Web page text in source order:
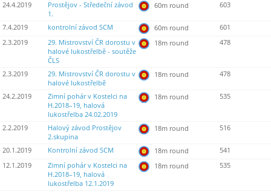
24.4.2019
Prostějov - Středeční závod
1.
60m round 603
7.4.2019 kontrolní závod SCM 60m round
601
2.3.2019
29. Mistrovství ČR dorostu v
halové lukostřelbě - soutěže
ČLS
18m round 478
2.3.2019
29. Mistrovství ČR dorostu v
halové lukostřelbě
18m round 478
24.2.2019
Zimní pohár v Kostelci na
H.2018–19, halová
lukostřelba 24.02.2019
18m round 535
2.2.2019
Halový závod Prostějov
2.skupina
18m round 516
20.1.2019 Kontrolní závod SCM 18m round
541
12.1.2019
Zimní pohár v Kostelci na
H.2018–19, halová
lukostřelba 12.1.2019
18m round 535